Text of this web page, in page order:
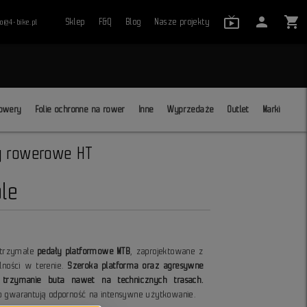
bike.pl Sklep F&Q Blog Nasze projekty live_tv_24
person shopping_cart
Folie ochronne na rower Inne Wyprzedaże Outlet Marki
rowerowe HT
pedały platformowe MTB , zaprojektowane z
w terenie.Szeroka platforma oraz agresywne
buta nawet na technicznych trasach.
odporność na intensywne użytkowanie.